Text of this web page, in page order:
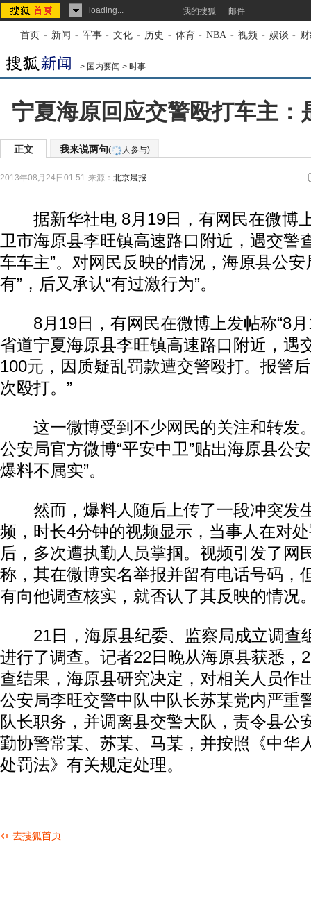
loading... 我的搜狐 邮件
首页 - 新闻 - 军事 - 文化 - 历史 - 体育 - NBA - 视频 - 娱谈 -
> 国内要闻 > 时事
宁夏海原回应交警殴打车主：
正文 我来说两句( 人参与)
2013年08月24日01:51 来源： 北京晨报
据新华社电 8月19日，有网民在微博
卫市海原县李旺镇高速路口附近，遇交警
车车主”。对网民反映的情况，海原县公安
有”，后又承认“有过激行为”。
8月19日，有网民在微博上发帖称“8月
省道宁夏海原县李旺镇高速路口附近，遇
100元，因质疑乱罚款遭交警殴打。报警
次殴打。”
这一微博受到不少网民的关注和转发
公安局官方微博“平安中卫”贴出海原县公
爆料不属实”。
然而，爆料人随后上传了一段冲突发
频，时长4分钟的视频显示，当事人在对
后，多次遭执勤人员掌掴。视频引发了网
称，其在微博实名举报并留有电话号码，
有向他调查核实，就否认了其反映的情况
21日，海原县纪委、监察局成立调查
进行了调查。记者22日晚从海原县获悉，
查结果，海原县研究决定，对相关人员作
公安局李旺交警中队中队长苏某党内严重
队长职务，并调离县交警大队，责令县公
勤协警常某、苏某、马某，并按照《中华
处罚法》有关规定处理。